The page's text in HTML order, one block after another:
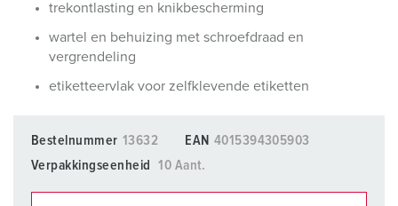
trekontlasting en knikbescherming
wartel en behuizing met schroefdraad en
vergrendeling
etiketteervlak voor zelfklevende etiketten
Bestelnummer 13632 EAN 4015394305903
Verpakkingseenheid
10 Aant.